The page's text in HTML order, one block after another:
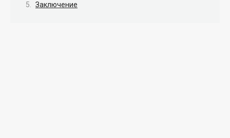
Заключение